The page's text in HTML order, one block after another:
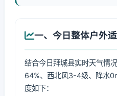
一、今日整体户外
结合今日拜城县实时天气情
64%、西北风3-4级、降水
度如下：